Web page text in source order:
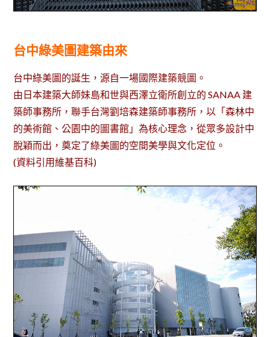
台中綠美圖建築由來
台中綠美圖的誕生，源自一場國際建築競圖。
由日本建築大師妹島和世與西澤立衛所創立的 SANAA 建
築師事務所，聯手台灣劉培森建築師事務所，以「森林中
的美術館、公園中的圖書館」為核心理念，從眾多設計中
脫穎而出，奠定了綠美圖的空間美學與文化定位。
(資料引用維基百科)